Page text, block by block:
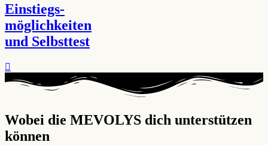
Einstiegs-
möglichkeiten
und Selbsttest
Wobei die MEVOLYS dich unterstützen
können ​